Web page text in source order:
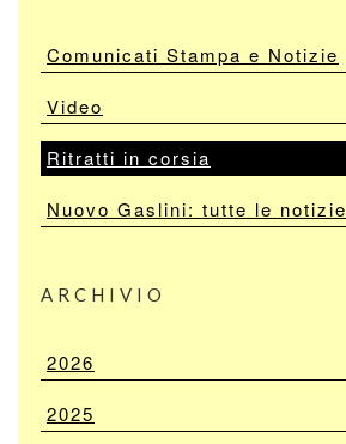
Comunicati Stampa e Notizie
Video
Ritratti in corsia
Nuovo Gaslini: tutte le notizie
ARCHIVIO
2026
2025